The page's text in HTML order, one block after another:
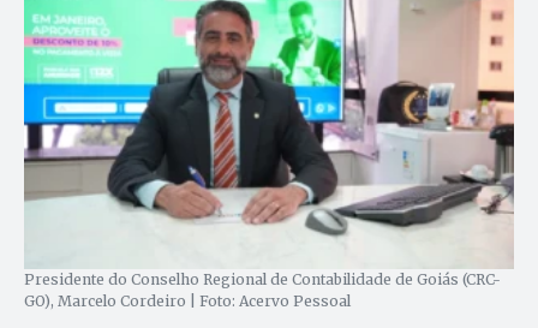
Presidente do Conselho Regional de Contabilidade de Goiás (CRC-
GO), Marcelo Cordeiro | Foto: Acervo Pessoal